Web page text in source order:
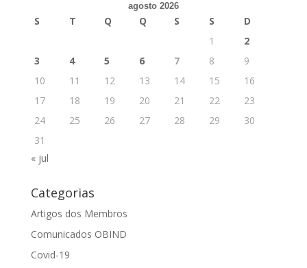
agosto 2026
S T Q Q S S
D
1
2
3
4 5 6 7 8
9
10
11 12 13 14 15
16
17
18 19 20 21 22
23
24
25 26 27 28 29
30
31
« jul
Categorias
Artigos dos Membros
Comunicados OBIND
Covid-19